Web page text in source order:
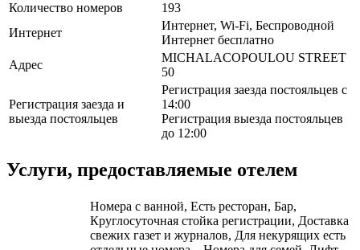
Количество номеров
193
Интернет
Интернет, Wi-Fi, Беспроводной
Интернет бесплатно
Адрес
MICHALACOPOULOU STREET
50
Регистрация заезда и
выезда постояльцев
Регистрация заезда постояльцев с
14:00
Регистрация выезда постояльцев
до 12:00
Услуги, предоставляемые отелем
Номера с ванной, Есть ресторан, Бар,
Круглосуточная стойка регистрации, Доставка
свежих газет и журналов, Для некурящих есть